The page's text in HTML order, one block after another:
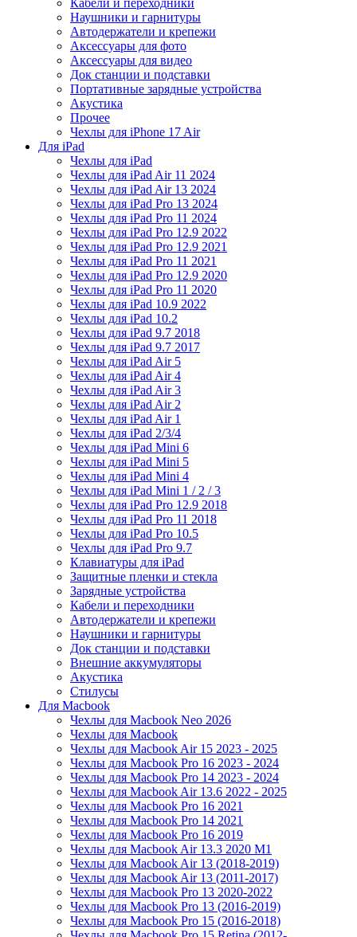
Кабели и переходники
Наушники и гарнитуры
Автодержатели и крепежи
Аксессуары для фото
Аксессуары для видео
Док станции и подставки
Портативные зарядные устройства
Акустика
Прочее
Чехлы для iPhone 17 Air
Для iPad
Чехлы для iPad
Чехлы для iPad Air 11 2024
Чехлы для iPad Air 13 2024
Чехлы для iPad Pro 13 2024
Чехлы для iPad Pro 11 2024
Чехлы для iPad Pro 12.9 2022
Чехлы для iPad Pro 12.9 2021
Чехлы для iPad Pro 11 2021
Чехлы для iPad Pro 12.9 2020
Чехлы для iPad Pro 11 2020
Чехлы для iPad 10.9 2022
Чехлы для iPad 10.2
Чехлы для iPad 9.7 2018
Чехлы для iPad 9.7 2017
Чехлы для iPad Air 5
Чехлы для iPad Air 4
Чехлы для iPad Air 3
Чехлы для iPad Air 2
Чехлы для iPad Air 1
Чехлы для iPad 2/3/4
Чехлы для iPad Mini 6
Чехлы для iPad Mini 5
Чехлы для iPad Mini 4
Чехлы для iPad Mini 1 / 2 / 3
Чехлы для iPad Pro 12.9 2018
Чехлы для iPad Pro 11 2018
Чехлы для iPad Pro 10.5
Чехлы для iPad Pro 9.7
Клавиатуры для iPad
Защитные пленки и стекла
Зарядные устройства
Кабели и переходники
Автодержатели и крепежи
Наушники и гарнитуры
Док станции и подставки
Внешние аккумуляторы
Акустика
Стилусы
Для Macbook
Чехлы для Macbook Neo 2026
Чехлы для Macbook
Чехлы для Macbook Air 15 2023 - 2025
Чехлы для Macbook Pro 16 2023 - 2024
Чехлы для Macbook Pro 14 2023 - 2024
Чехлы для Macbook Air 13.6 2022 - 2025
Чехлы для Macbook Pro 16 2021
Чехлы для Macbook Pro 14 2021
Чехлы для Macbook Pro 16 2019
Чехлы для Macbook Air 13.3 2020 M1
Чехлы для Macbook Air 13 (2018-2019)
Чехлы для Macbook Air 13 (2011-2017)
Чехлы для Macbook Pro 13 2020-2022
Чехлы для Macbook Pro 13 (2016-2019)
Чехлы для Macbook Pro 15 (2016-2018)